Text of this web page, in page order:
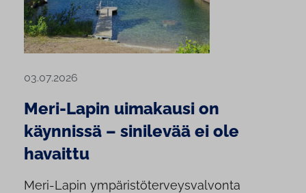
03.07.2026
Meri-Lapin uimakausi on
käynnissä – sinilevää ei ole
havaittu
Meri-Lapin ympäristöterveysvalvonta